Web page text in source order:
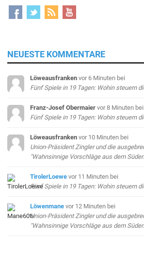
NEUESTE KOMMENTARE
Löweausfranken vor 6 Minuten bei
Fünf Spiele in 19 Tagen: Wohin steuern
Franz-Josef Obermaier vor 8 Minuten bei
Fünf Spiele in 19 Tagen: Wohin steuern
Löweausfranken vor 10 Minuten bei
Union-Präsident Zingler und die
"Wahnsinnige Vorschläge aus dem
TirolerLoewe vor 11 Minuten bei
Fünf Spiele in 19 Tagen: Wohin steuern
Löwenmane vor 12 Minuten bei
Union-Präsident Zingler und die
"Wahnsinnige Vorschläge aus dem